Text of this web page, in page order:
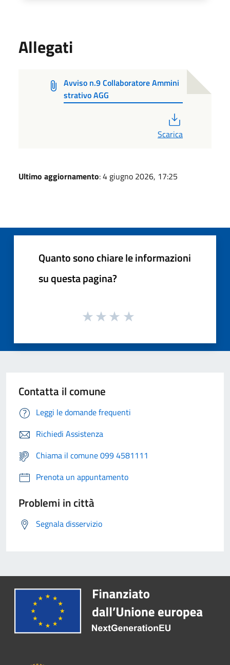
Allegati
Avviso n.9 Collaboratore Ammini
strativo AGG
Scarica
Ultimo aggiornamento: 4 giugno 2026, 17:25
Quanto sono chiare le informazioni
su questa pagina?
Contatta il comune
Leggi le domande frequenti
Richiedi Assistenza
Chiama il comune 099 4581111
Prenota un appuntamento
Problemi in città
Segnala disservizio